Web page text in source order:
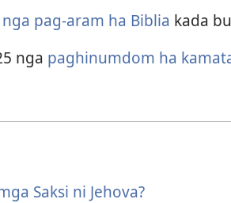
pag-aram ha Biblia kada
nga paghinumdom ha
Saksi ni Jehova?